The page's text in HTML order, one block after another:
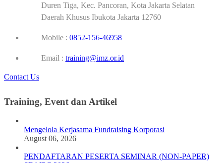
Duren Tiga, Kec. Pancoran, Kota Jakarta Selatan
Daerah Khusus Ibukota Jakarta 12760
Mobile : 0852-156-46958
Email : training@imz.or.id
Contact Us
Training, Event dan Artikel
Mengelola Kerjasama Fundraising Korporasi
August 06, 2026
PENDAFTARAN PESERTA SEMINAR (NON-PAPER)